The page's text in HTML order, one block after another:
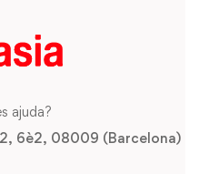
ajuda?
6è2, 08009 (Barcelona)